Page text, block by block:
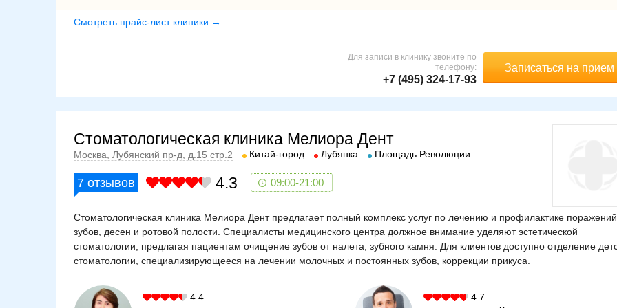
Смотреть прайс-лист клиники →
Записаться на прием
Для записи в клинику звоните по
телефону:
+7 (495) 324-17-93
Стоматологическая клиника Мелиора Дент
Москва, Лубянский пр-д, д.15 стр.2 Китай-город Лубянка Площадь Революции
7 отзывов 4.3 09:00-21:00
Стоматологическая клиника Мелиора Дент предлагает полный комплекс услуг по лечению и профилактике поражений
зубов, десен и ротовой полости. Специалисты медицинского центра должное внимание уделяют эстетической
стоматологии, предлагая пациентам очищение зубов от налета, зубного камня. Для клиентов доступно отделение
стоматологии, специализирующееся на лечении молочных и постоянных зубов, коррекции прикуса.
4.4 4.7